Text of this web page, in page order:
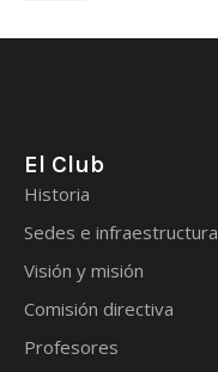
El Club
Historia
Sedes e infraestructura
Visión y misión
Comisión directiva
Profesores